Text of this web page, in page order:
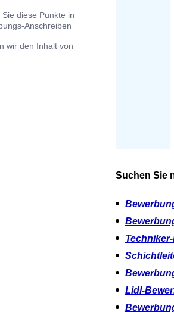
diese Punkte in
Anschreiben
wir den Inhalt von
Suchen Sie
Lidl-